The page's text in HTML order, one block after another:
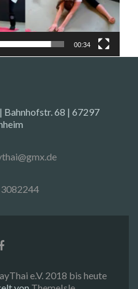
00:34
Bahnhofstr. 68 | 67297
e.V. 2018 bis heute